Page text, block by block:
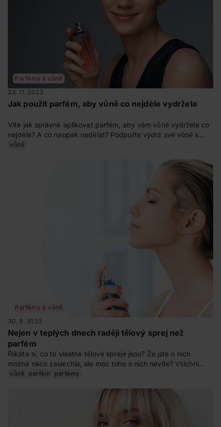
Parfémy a vůně
23. 11. 2023
Jak použít parfém, aby vůně co nejdéle vydržela
Víte jak správně aplikovat parfém, aby vám vůně vydržela co
nejdéle? A co naopak nedělat? Podpořte výdrž své vůně s
našimi tipy.
vůně
Parfémy a vůně
30. 8. 2023
Nejen v teplých dnech raději tělový sprej než
parfém
Říkáte si, co to vlastně tělové spreje jsou? Že jste o nich
možná něco zaslechla, ale moc toho o nich nevíte? Všichni
přece známe klasické deodoranty (deo spreje) nebo pak
vůně parfém parfémy